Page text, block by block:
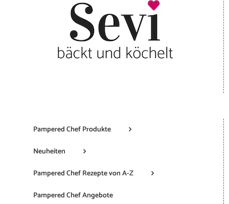
Pampered Chef Produkte
Neuheiten
Pampered Chef Rezepte von A-Z
Pampered Chef Angebote